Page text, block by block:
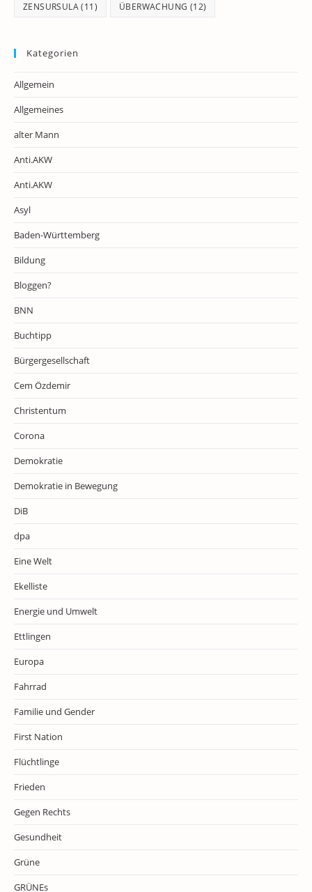
ZENSURSULA(11) ÜBERWACHUNG (12)
Kategorien
Allgemein
Allgemeines
alter Mann
Anti.AKW
Anti.AKW
Asyl
Baden-Württemberg
Bildung
Bloggen?
BNN
Buchtipp
Bürgergesellschaft
Cem Özdemir
Christentum
Corona
Demokratie
Demokratie in Bewegung
DiB
dpa
Eine Welt
Ekelliste
Energie und Umwelt
Ettlingen
Europa
Fahrrad
Familie und Gender
First Nation
Flüchtlinge
Frieden
Gegen Rechts
Gesundheit
Grüne
GRÜNEs